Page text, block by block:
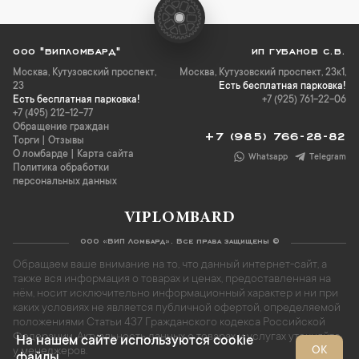
ООО "ВИПЛОМБАРД"
Москва, Кутузовский проспект,
23
Есть бесплатная парковка!
+7 (495) 212-12-77
Обращение граждан
Торги
Отзывы
О ломбарде
Карта сайта
Политика обработки
персональных данных
ИП ГУБАНОВ С.В.
Москва, Кутузовский проспект, 23к1,
Есть бесплатная парковка!
+7 (925) 761-22-06
+7 (985) 766-28-82
Whatsapp Telegram
VIPLOMBARD
ООО «ВИП Ломбард». Все права защищены ©
Обращаем ваше внимание на то, что данный интернет-сайт, а
также вся информация о товарах и ценах, предоставленная на
нём, носит исключительно информационный характер и ни при
каких условиях не является публичной офертой, определяемой
положениями Статьи 437 Гражданского кодекса Российской
Федерации. Актуальность данных о товарах и услугах уточняйте
у менеджеров.
На нашем сайте используются cookie
ОК